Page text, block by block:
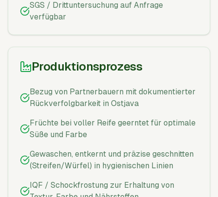
SGS / Drittuntersuchung auf Anfrage
verfügbar
Produktionsprozess
Bezug von Partnerbauern mit dokumentierter
Rückverfolgbarkeit in Ostjava
Früchte bei voller Reife geerntet für optimale
Süße und Farbe
Gewaschen, entkernt und präzise geschnitten
(Streifen/Würfel) in hygienischen Linien
IQF / Schockfrostung zur Erhaltung von